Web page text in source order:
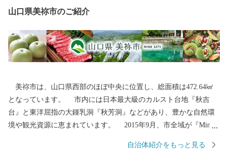
山口県美祢市のご紹介
美祢市は、山口県西部のほぼ中央に位置し、総面積は472.64㎢
となっています。 市内には日本最大級のカルスト台地『秋吉
台』と東洋屈指の大鍾乳洞『秋芳洞』などがあり、豊かな自然環
境や観光資源に恵まれています。 2015年9月、市全域が『Mine
2026年4月にはユネスコ世界ジオパークとしても認定されました。
自治体紹介をもっと見る